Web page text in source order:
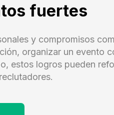
fuertes
y compromisos
organizar un evento
estos logros pueden